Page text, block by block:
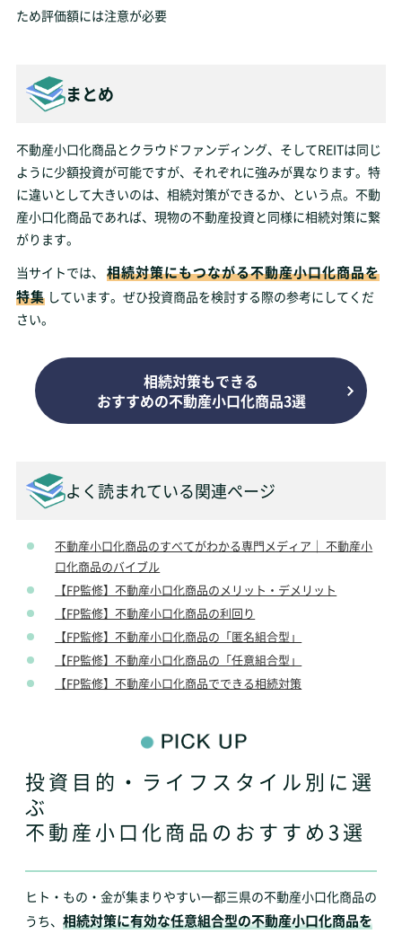
ため評価額には注意が必要
まとめ
不動産小口化商品とクラウドファンディング、そしてREITは同じ
ように少額投資が可能ですが、それぞれに強みが異なります。特
に違いとして大きいのは、相続対策ができるか、という点。不動
産小口化商品であれば、現物の不動産投資と同様に相続対策に繋
がります。
当サイトでは、
相続対策にもつながる不動産小口化商品を
特集 しています。ぜひ投資商品を検討する際の参考にしてくだ
さい。
相続対策もできる
おすすめの不動産小口化商品3選
よく読まれている関連ページ
不動産小口化商品のすべてがわかる専門メディア｜ 不動産小
口化商品のバイブル
【FP監修】不動産小口化商品のメリット・デメリット
【FP監修】不動産小口化商品の利回り
【FP監修】不動産小口化商品の「匿名組合型」
【FP監修】不動産小口化商品の「任意組合型」
【FP監修】不動産小口化商品でできる相続対策
投資目的・ライフスタイル別に選
ぶ
不動産小口化商品のおすすめ3選
ヒト・もの・金が集まりやすい一都三県の不動産小口化商品の
うち、 相続対策に有効な任意組合型の不動産小口化商品を